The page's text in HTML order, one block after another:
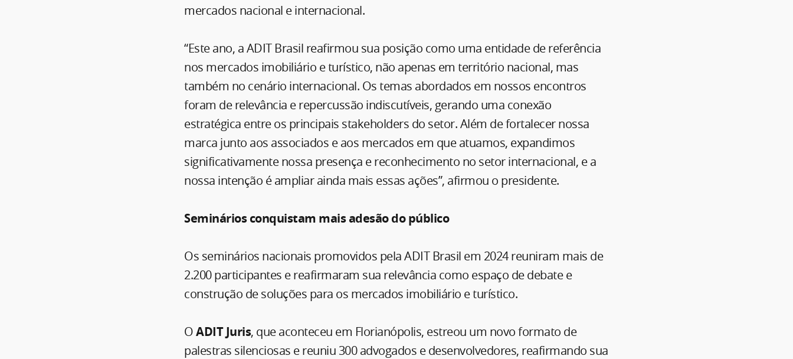
mercados nacional e internacional.
“Este ano, a ADIT Brasil reafirmou sua posição como uma entidade de referência
nos mercados imobiliário e turístico, não apenas em território nacional, mas
também no cenário internacional. Os temas abordados em nossos encontros
foram de relevância e repercussão indiscutíveis, gerando uma conexão
estratégica entre os principais stakeholders do setor. Além de fortalecer nossa
marca junto aos associados e aos mercados em que atuamos, expandimos
significativamente nossa presença e reconhecimento no setor internacional, e a
nossa intenção é ampliar ainda mais essas ações”, afirmou o presidente.
Seminários conquistam mais adesão do público
Os seminários nacionais promovidos pela ADIT Brasil em 2024 reuniram mais de
2.200 participantes e reafirmaram sua relevância como espaço de debate e
construção de soluções para os mercados imobiliário e turístico.
OADIT Juris, que aconteceu em Florianópolis, estreou um novo formato de
palestras silenciosas e reuniu 300 advogados e desenvolvedores, reafirmando sua